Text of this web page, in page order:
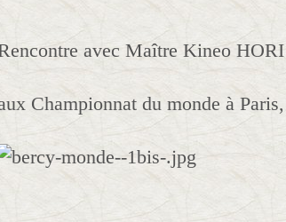
avec Maître Kineo HORI
Championnat du monde à